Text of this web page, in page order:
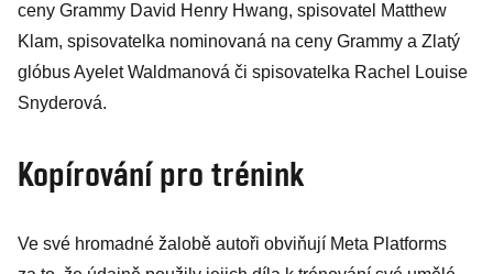
ceny Grammy David Henry Hwang, spisovatel Matthew
Klam, spisovatelka nominovaná na ceny Grammy a Zlatý
glóbus Ayelet Waldmanová či spisovatelka Rachel Louise
Snyderová.
Kopírování pro trénink
Ve své hromadné žalobě autoři obviňují Meta Platforms